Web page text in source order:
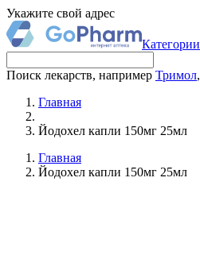
Укажите свой адрес
Категории
Поиск лекарств, например Тримол,
Главная
Йодохел капли 150мг 25мл
Главная
Йодохел капли 150мг 25мл